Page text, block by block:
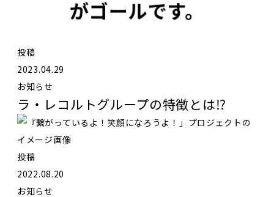
投稿
2023.04.29
お知らせ
ラ・レコルトグループの特徴とは⁉️
投稿
2022.08.20
お知らせ